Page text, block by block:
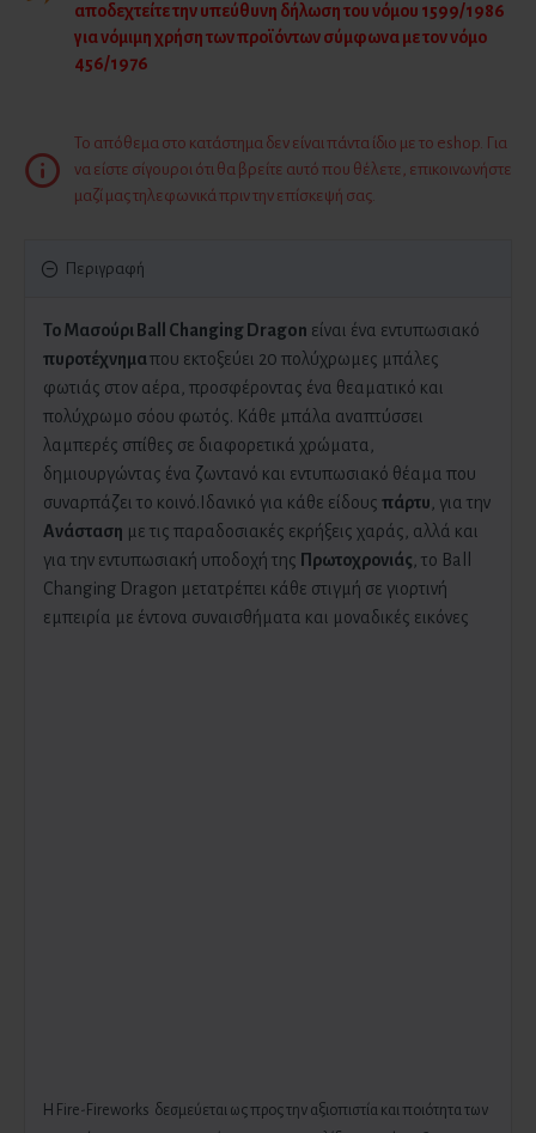
αποδεχτείτε την υπεύθυνη δήλωση του νόμου 1599/1986
για νόμιμη χρήση των προϊόντων σύμφωνα με τον νόμο
456/1976
Το απόθεμα στο κατάστημα δεν είναι πάντα ίδιο με το eshop. Για
να είστε σίγουροι ότι θα βρείτε αυτό που θέλετε, επικοινωνήστε
μαζί μας τηλεφωνικά πριν την επίσκεψή σας.
Περιγραφή
Το Μασούρι Ball Changing Dragon είναι ένα εντυπωσιακό
πυροτέχνημαπου εκτοξεύει 20 πολύχρωμες μπάλες
φωτιάς στον αέρα, προσφέροντας ένα θεαματικό και
πολύχρωμο σόου φωτός. Κάθε μπάλα αναπτύσσει
λαμπερές σπίθες σε διαφορετικά χρώματα,
δημιουργώντας ένα ζωντανό και εντυπωσιακό θέαμα που
συναρπάζει το κοινό.Ιδανικό για κάθε είδους πάρτυ , για την
Ανάσταση με τις παραδοσιακές εκρήξεις χαράς, αλλά και
για την εντυπωσιακή υποδοχή της Πρωτοχρονιάς , το Ball
Changing Dragon μετατρέπει κάθε στιγμή σε γιορτινή
εμπειρία με έντονα συναισθήματα και μοναδικές εικόνες
H Fire-Fireworks δεσμεύεται ως προς την αξιοπιστία και ποιότητα των